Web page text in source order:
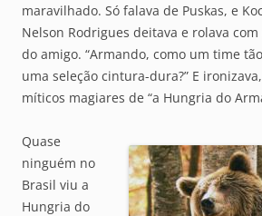
maravilhado. Só falava de Puskas, e
Nelson Rodrigues deitava e rolava
do amigo. “Armando, como um time
uma seleção cintura-dura?” E
míticos magiares de “a Hungria do
Quase
ninguém no
Brasil viu a
Hungria do